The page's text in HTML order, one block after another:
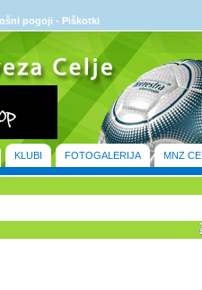
pogoji - Piškotki
KLUBI FOTOGALERIJA MNZ